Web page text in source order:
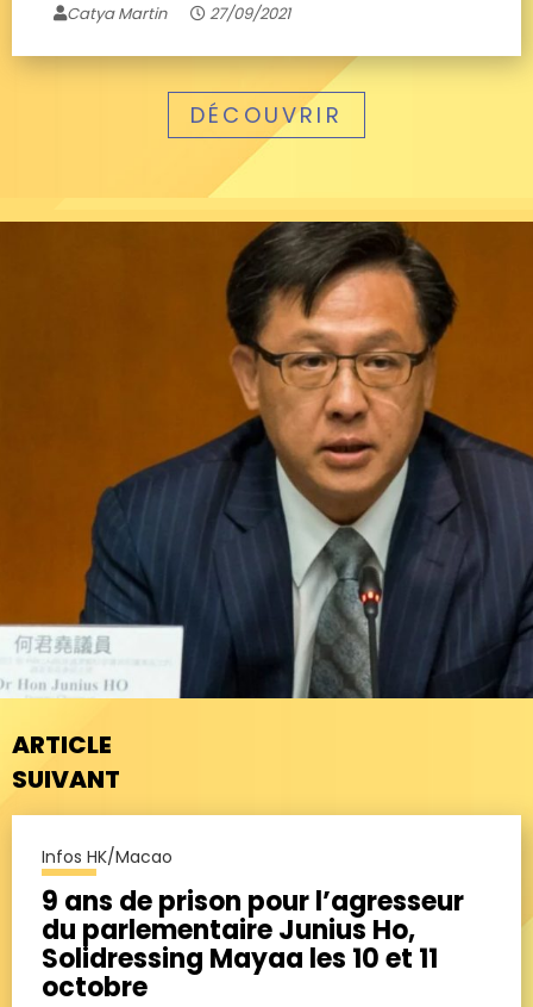
Catya Martin 27/09/2021
DÉCOUVRIR
ARTICLE
SUIVANT
Infos HK/Macao
9 ans de prison pour l’agresseur
du parlementaire Junius Ho,
Solidressing Mayaa les 10 et 11
octobre